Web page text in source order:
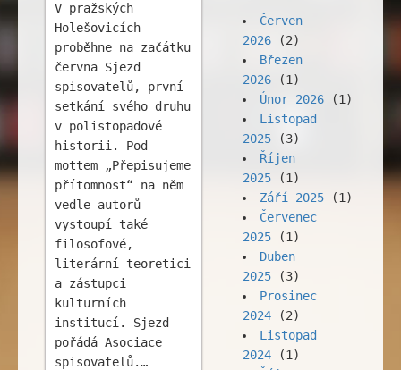
V pražských
Holešovicích
proběhne na začátku
června Sjezd
spisovatelů, první
setkání svého druhu
v polistopadové
historii. Pod
mottem „Přepisujeme
přítomnost“ na něm
vedle autorů
vystoupí také
filosofové,
literární teoretici
a zástupci
kulturních
institucí. Sjezd
pořádá Asociace
spisovatelů.…
Červen
2026(2)
Březen
2026(1)
Únor 2026(1)
Listopad
2025(3)
Říjen
2025(1)
Září 2025(1)
Červenec
2025(1)
Duben
2025(3)
Prosinec
2024(2)
Listopad
2024(1)